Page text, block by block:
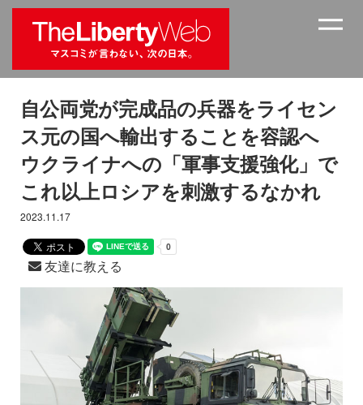
自公両党が完成品の兵器をライセン
ス元の国へ輸出することを容認へ
ウクライナへの「軍事支援強化」で
これ以上ロシアを刺激するなかれ
2023.11.17
友達に教える